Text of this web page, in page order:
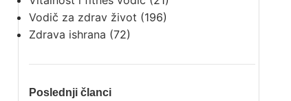
Vodič za zdrav život (196)
Zdrava ishrana (72)
Poslednji članci